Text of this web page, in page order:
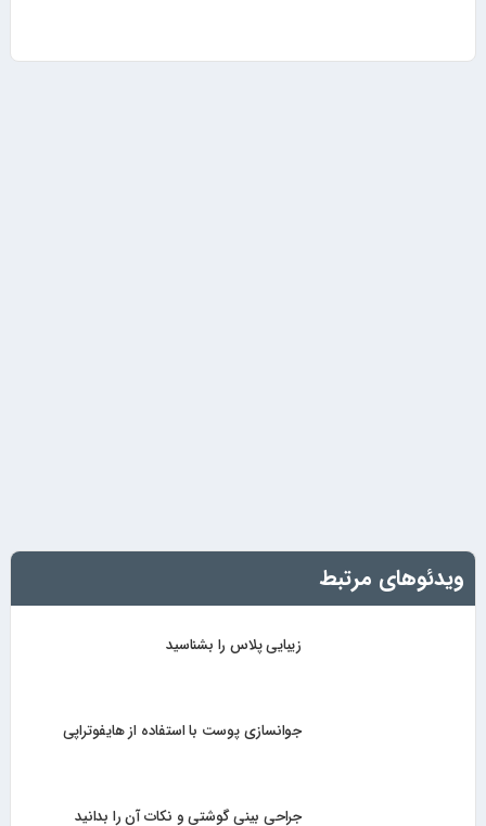
ویدئوهای مرتبط
زیبایی پلاس را بشناسید
جوانسازی پوست با استفاده از هایفوتراپی
جراحی بینی گوشتی و نکات آن را بدانید